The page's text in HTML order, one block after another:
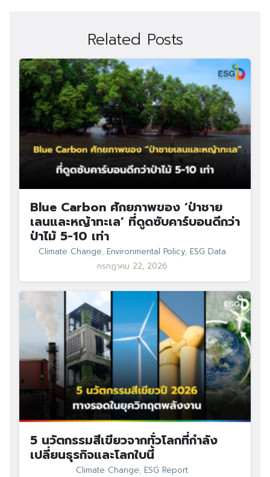
Related Posts
Blue Carbon ศักยภาพของ ‘ป่าชาย
เลนและหญ้าทะเล’ ที่ดูดซับคาร์บอนดีกว่า
ป่าไม้ 5-10 เท่า
Climate Change, Environmental Policy, ESG Data
กรกฎาคม 22, 2026
5 นวัตกรรมสีเขียวจากทั่วโลกที่กำลัง
เปลี่ยนธุรกิจและโลกใบนี้
Climate Change, ESG Report